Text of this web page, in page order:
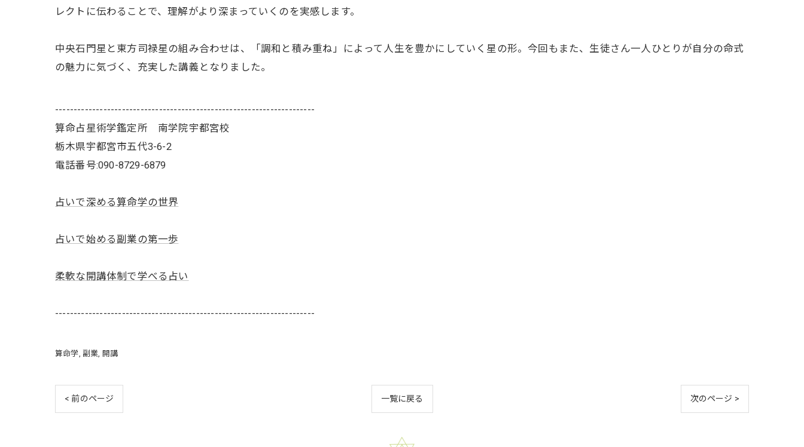
レクトに伝わることで、理解がより深まっていくのを実感します。
中央石門星と東方司禄星の組み合わせは、「調和と積み重ね」によって人生を豊かにしていく星の形。今回もまた、生徒さん一人ひとりが自分の命式
の魅力に気づく、充実した講義となりました。
----------------------------------------------------------------------
算命占星術学鑑定所 南学院宇都宮校
栃木県宇都宮市五代3-6-2
電話番号:090-8729-6879
占いで深める算命学の世界
占いで始める副業の第一歩
柔軟な開講体制で学べる占い
----------------------------------------------------------------------
算命学 副業 開講
< 前のページ 一覧に戻る 次のページ >